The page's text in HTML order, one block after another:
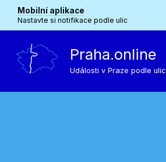
Mobilní aplikace
Nastavte si notifikace podle ulic
Praha.online
Události v Praze podle ulic